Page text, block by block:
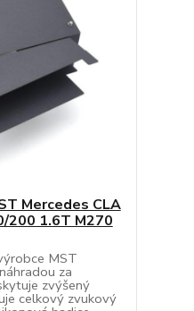
Mercedes CLA
200 1.6T M270
MST
za
zvýšený
celkový zvukový